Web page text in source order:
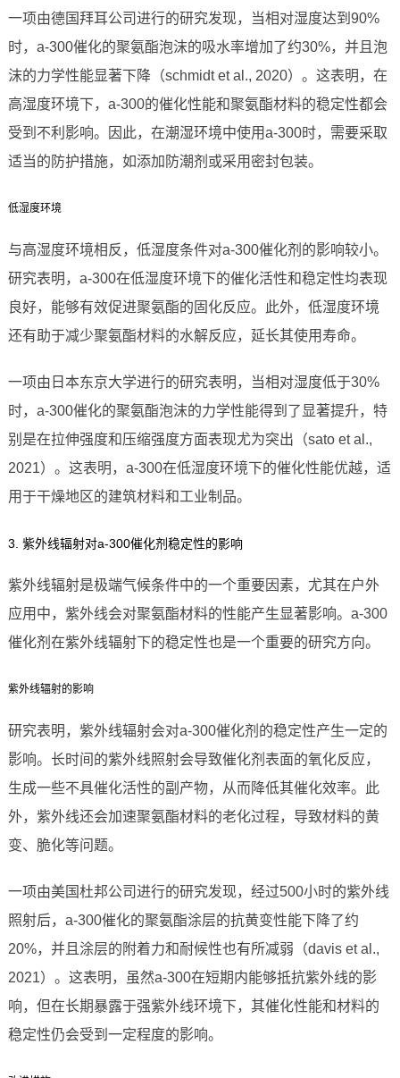
一项由德国拜耳公司进行的研究发现，当相对湿度达到90%
时，a-300催化的聚氨酯泡沫的吸水率增加了约30%，并且泡
沫的力学性能显著下降（schmidt et al., 2020）。这表明，在
高湿度环境下，a-300的催化性能和聚氨酯材料的稳定性都会
受到不利影响。因此，在潮湿环境中使用a-300时，需要采取
适当的防护措施，如添加防潮剂或采用密封包装。
低湿度环境
与高湿度环境相反，低湿度条件对a-300催化剂的影响较小。
研究表明，a-300在低湿度环境下的催化活性和稳定性均表现
良好，能够有效促进聚氨酯的固化反应。此外，低湿度环境
还有助于减少聚氨酯材料的水解反应，延长其使用寿命。
一项由日本东京大学进行的研究表明，当相对湿度低于30%
时，a-300催化的聚氨酯泡沫的力学性能得到了显著提升，特
别是在拉伸强度和压缩强度方面表现尤为突出（sato et al.,
2021）。这表明，a-300在低湿度环境下的催化性能优越，适
用于干燥地区的建筑材料和工业制品。
3. 紫外线辐射对a-300催化剂稳定性的影响
紫外线辐射是极端气候条件中的一个重要因素，尤其在户外
应用中，紫外线会对聚氨酯材料的性能产生显著影响。a-300
催化剂在紫外线辐射下的稳定性也是一个重要的研究方向。
紫外线辐射的影响
研究表明，紫外线辐射会对a-300催化剂的稳定性产生一定的
影响。长时间的紫外线照射会导致催化剂表面的氧化反应，
生成一些不具催化活性的副产物，从而降低其催化效率。此
外，紫外线还会加速聚氨酯材料的老化过程，导致材料的黄
变、脆化等问题。
一项由美国杜邦公司进行的研究发现，经过500小时的紫外线
照射后，a-300催化的聚氨酯涂层的抗黄变性能下降了约
20%，并且涂层的附着力和耐候性也有所减弱（davis et al.,
2021）。这表明，虽然a-300在短期内能够抵抗紫外线的影
响，但在长期暴露于强紫外线环境下，其催化性能和材料的
稳定性仍会受到一定程度的影响。